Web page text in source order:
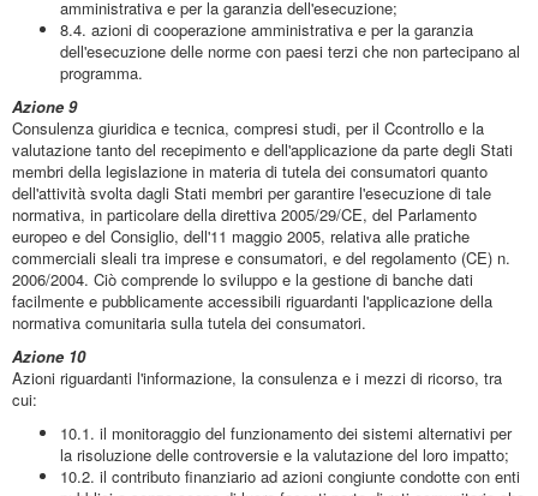
amministrativa e per la garanzia dell'esecuzione;
8.4. azioni di cooperazione amministrativa e per la garanzia
dell'esecuzione delle norme con paesi terzi che non partecipano al
programma.
Azione 9
Consulenza giuridica e tecnica, compresi studi, per il Ccontrollo e la
valutazione tanto del recepimento e dell'applicazione da parte degli Stati
membri della legislazione in materia di tutela dei consumatori quanto
dell'attività svolta dagli Stati membri per garantire l'esecuzione di tale
normativa, in particolare della direttiva 2005/29/CE, del Parlamento
europeo e del Consiglio, dell'11 maggio 2005, relativa alle pratiche
commerciali sleali tra imprese e consumatori, e del regolamento (CE) n.
2006/2004. Ciò comprende lo sviluppo e la gestione di banche dati
facilmente e pubblicamente accessibili riguardanti l'applicazione della
normativa comunitaria sulla tutela dei consumatori.
Azione 10
Azioni riguardanti l'informazione, la consulenza e i mezzi di ricorso, tra
cui:
10.1. il monitoraggio del funzionamento dei sistemi alternativi per
la risoluzione delle controversie e la valutazione del loro impatto;
10.2. il contributo finanziario ad azioni congiunte condotte con enti